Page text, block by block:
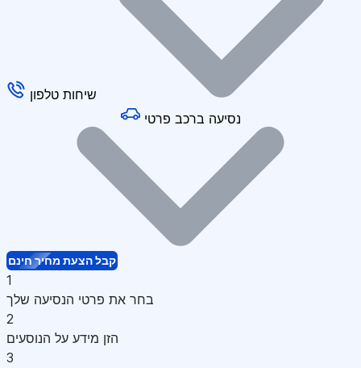
נסיעה ברכב פרטי
קבל הצעת מחיר חינם
1
בחר את פרטי הנסיעה שלך
2
הזן מידע על הנוסעים
3